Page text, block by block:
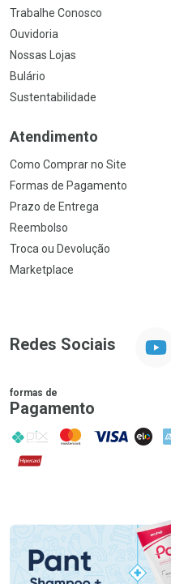
Trabalhe Conosco
Ouvidoria
Nossas Lojas
Bulário
Sustentabilidade
Atendimento
Como Comprar no Site
Formas de Pagamento
Prazo de Entrega
Reembolso
Troca ou Devolução
Marketplace
Redes Sociais
formas de
Pagamento
PIX MasterCard
VISA ELO
Hipercard
Promoção em